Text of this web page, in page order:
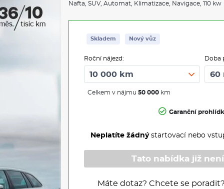
Nafta SUV, Automat Klimatizace Navigace , 110 kw
Skladem Nový vůz
Roční nájezd:
Celkem v nájmu 50 000 km
Doba
Garanční
Neplatíte žádnýstartovací nebo
Tato nabídka již
Máte dotaz? Chcete se poradit?